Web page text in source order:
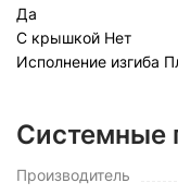
Да
С крышкой Нет
Исполнение изгиба
Системные
Производитель